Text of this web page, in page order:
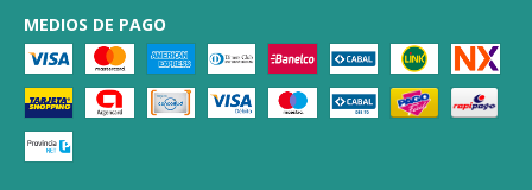
MEDIOS DE PAGO